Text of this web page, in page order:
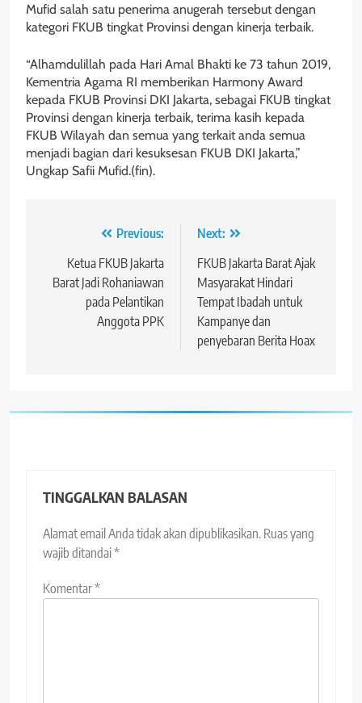
Mufid salah satu penerima anugerah tersebut dengan
kategori FKUB tingkat Provinsi dengan kinerja terbaik.
“Alhamdulillah pada Hari Amal Bhakti ke 73 tahun 2019,
Kementria Agama RI memberikan Harmony Award
kepada FKUB Provinsi DKI Jakarta, sebagai FKUB tingkat
Provinsi dengan kinerja terbaik, terima kasih kepada
FKUB Wilayah dan semua yang terkait anda semua
menjadi bagian dari kesuksesan FKUB DKI Jakarta,”
Ungkap Safii Mufid.(fin).
Navigasi
pos
Previous:
Ketua FKUB Jakarta
Barat Jadi Rohaniawan
pada Pelantikan
Anggota PPK
Next:
FKUB Jakarta Barat Ajak
Masyarakat Hindari
Tempat Ibadah untuk
Kampanye dan
penyebaran Berita Hoax
TINGGALKAN BALASAN
Alamat email Anda tidak akan dipublikasikan. Ruas yang
wajib ditandai*
Komentar*